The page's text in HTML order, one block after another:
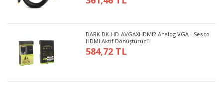
DARK DK-HD-AVGAXHDMI2 Analog VGA - Ses to
HDMI Aktif Dönüştürücü
584,72 TL